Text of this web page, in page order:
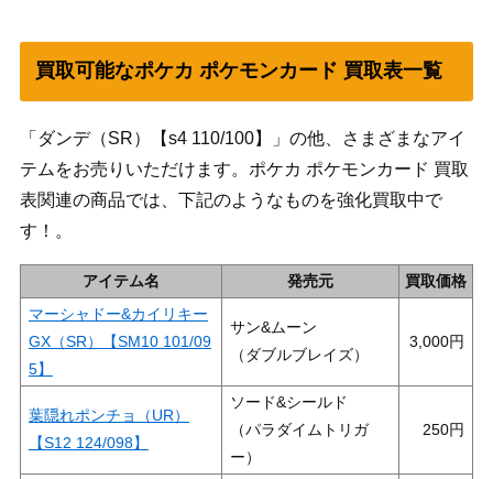
買取可能なポケカ ポケモンカード 買取表一覧
「ダンデ（SR）【s4 110/100】」の他、さまざまなアイ
テムをお売りいただけます。ポケカ ポケモンカード 買取
表関連の商品では、下記のようなものを強化買取中で
す！。
アイテム名 発売元
買取価格
マーシャドー&カイリキー
GX（SR）【SM10 101/09
5】
サン&ムーン
（ダブルブレイズ）
3,000
葉隠れポンチョ（UR）
【S12 124/098】
ソード&シールド
（パラダイムトリガ
ー）
250